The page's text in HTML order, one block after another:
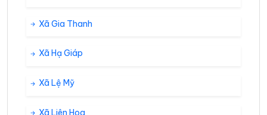
Xã Gia Thanh
Xã Hạ Giáp
Xã Lệ Mỹ
Xã Liên Hoa